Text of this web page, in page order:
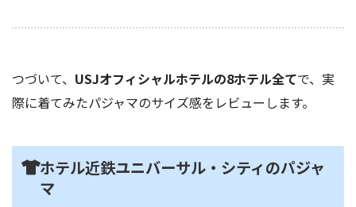
つづいて、 USJオフィシャルホテルの8ホテル全てで、実
際に着てみたパジャマのサイズ感をレビューします。
ホテル近鉄ユニバーサル・シティのパジャ
マ